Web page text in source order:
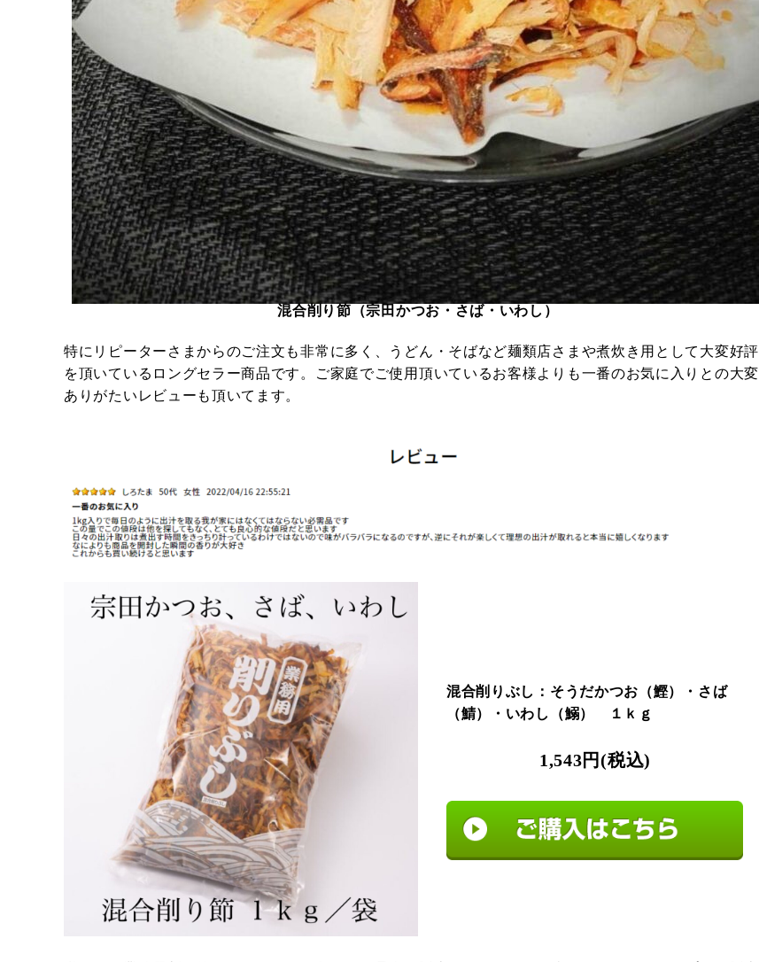
混合削り節（宗田かつお・さば・いわし）
特にリピーターさまからのご注文も非常に多く、うどん・そばなど麺類店さまや煮炊き用として大変好評
を頂いているロングセラー商品です。ご家庭でご使用頂いているお客様よりも一番のお気に入りとの大変
ありがたいレビューも頂いてます。
混合削りぶし：そうだかつお（鰹）・さば
（鯖）・いわし（鰯） １ｋｇ
1,543円(税込)